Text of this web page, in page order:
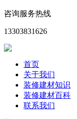
咨询服务热线
13303831626
首页
关于我们
装修建材知识
装修建材百科
联系我们